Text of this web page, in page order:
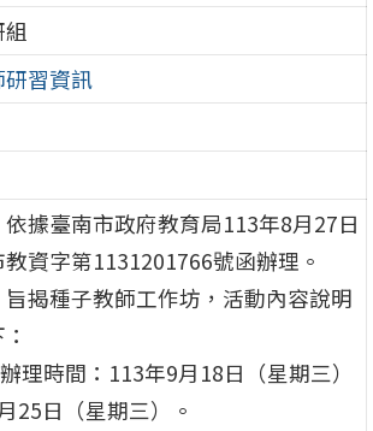
研習資訊
依據臺南市政府教育局113年8月27日
教資字第1131201766號函辦理。
旨揭種子教師工作坊，活動內容說明
理時間：113年9月18日（星期三）
25日（星期三）。